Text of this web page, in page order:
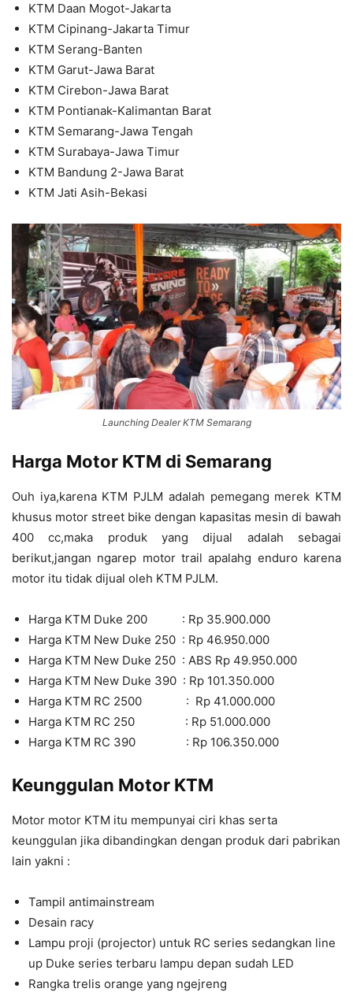
KTM Daan Mogot-Jakarta
KTM Cipinang-Jakarta Timur
KTM Serang-Banten
KTM Garut-Jawa Barat
KTM Cirebon-Jawa Barat
KTM Pontianak-Kalimantan Barat
KTM Semarang-Jawa Tengah
KTM Surabaya-Jawa Timur
KTM Bandung 2-Jawa Barat
KTM Jati Asih-Bekasi
Launching Dealer KTM Semarang
Harga Motor KTM di Semarang
Ouh iya,karena KTM PJLM adalah pemegang merek KTM
khusus motor street bike dengan kapasitas mesin di bawah
400 cc,maka produk yang dijual adalah sebagai
berikut,jangan ngarep motor trail apalahg enduro karena
motor itu tidak dijual oleh KTM PJLM.
Harga KTM Duke 200 : Rp 35.900.000
Harga KTM New Duke 250 : Rp 46.950.000
Harga KTM New Duke 250 : ABS Rp 49.950.000
Harga KTM New Duke 390 : Rp 101.350.000
Harga KTM RC 2500 : Rp 41.000.000
Harga KTM RC 250 : Rp 51.000.000
Harga KTM RC 390 : Rp 106.350.000
Keunggulan Motor KTM
Motor motor KTM itu mempunyai ciri khas serta
keunggulan jika dibandingkan dengan produk dari pabrikan
lain yakni :
Tampil antimainstream
Desain racy
Lampu proji (projector) untuk RC series sedangkan line
up Duke series terbaru lampu depan sudah LED
Rangka trelis orange yang ngejreng